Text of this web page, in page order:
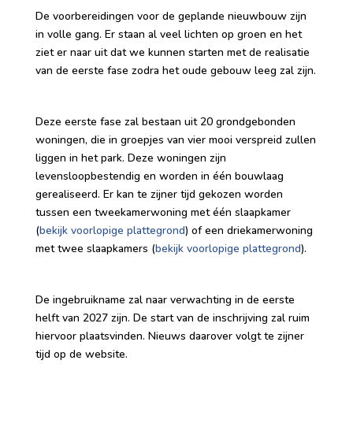
De voorbereidingen voor de geplande nieuwbouw zijn
in volle gang. Er staan al veel lichten op groen en het
ziet er naar uit dat we kunnen starten met de realisatie
van de eerste fase zodra het oude gebouw leeg zal zijn.
Deze eerste fase zal bestaan uit 20 grondgebonden
woningen, die in groepjes van vier mooi verspreid zullen
liggen in het park. Deze woningen zijn
levensloopbestendig en worden in één bouwlaag
gerealiseerd. Er kan te zijner tijd gekozen worden
tussen een tweekamerwoning met één slaapkamer
(bekijk voorlopige plattegrond) of een driekamerwoning
met twee slaapkamers (bekijk voorlopige plattegrond).
De ingebruikname zal naar verwachting in de eerste
helft van 2027 zijn. De start van de inschrijving zal ruim
hiervoor plaatsvinden. Nieuws daarover volgt te zijner
tijd op de website.